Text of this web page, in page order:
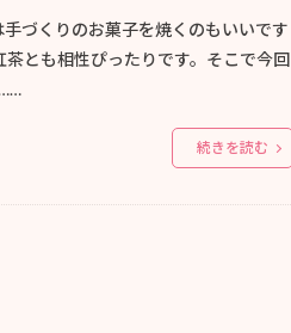
づくりのお菓子を焼くのもいいです
とも相性ぴったりです。そこで今回
続きを読む